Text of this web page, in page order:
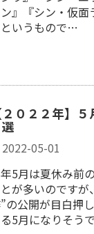
』『シン・仮面
いうもので…
０２２年】
2022-05-01
5月は夏休み前
が多いのです
の公開が目白押
5月になりそうで